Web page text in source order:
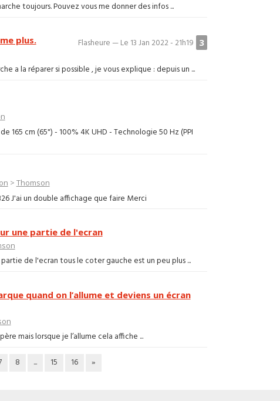
toujours. Pouvez vous me donner des infos ...
3
Flasheure — Le 13 Jan 2022 - 21h19
plus.
a la réparer si possible , je vous explique : depuis un ...
165 cm (65") - 100% 4K UHD - Technologie 50 Hz (PPI
> Thomson
J'ai un double affichage que faire Merci
une partie de l'ecran
de l'ecran tous le coter gauche est un peu plus ...
quand on l’allume et deviens un écran
mais lorsque je l’allume cela affiche ...
8 ... 15 16 »